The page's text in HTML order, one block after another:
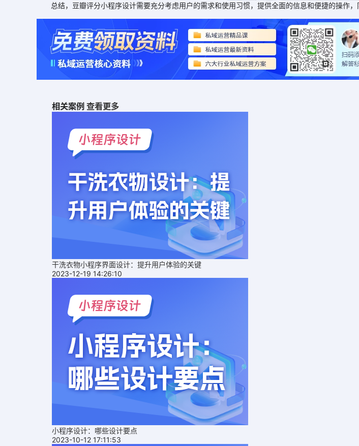
总结，豆瓣评分小程序设计需要充分考虑用户的需求和使用习惯，提供全面的信息和便捷的操作，
相关案例 查看更多
干洗衣物小程序界面设计：提升用户体验的关键
2023-12-19 14:26:10
小程序设计：哪些设计要点
2023-10-12 17:11:53